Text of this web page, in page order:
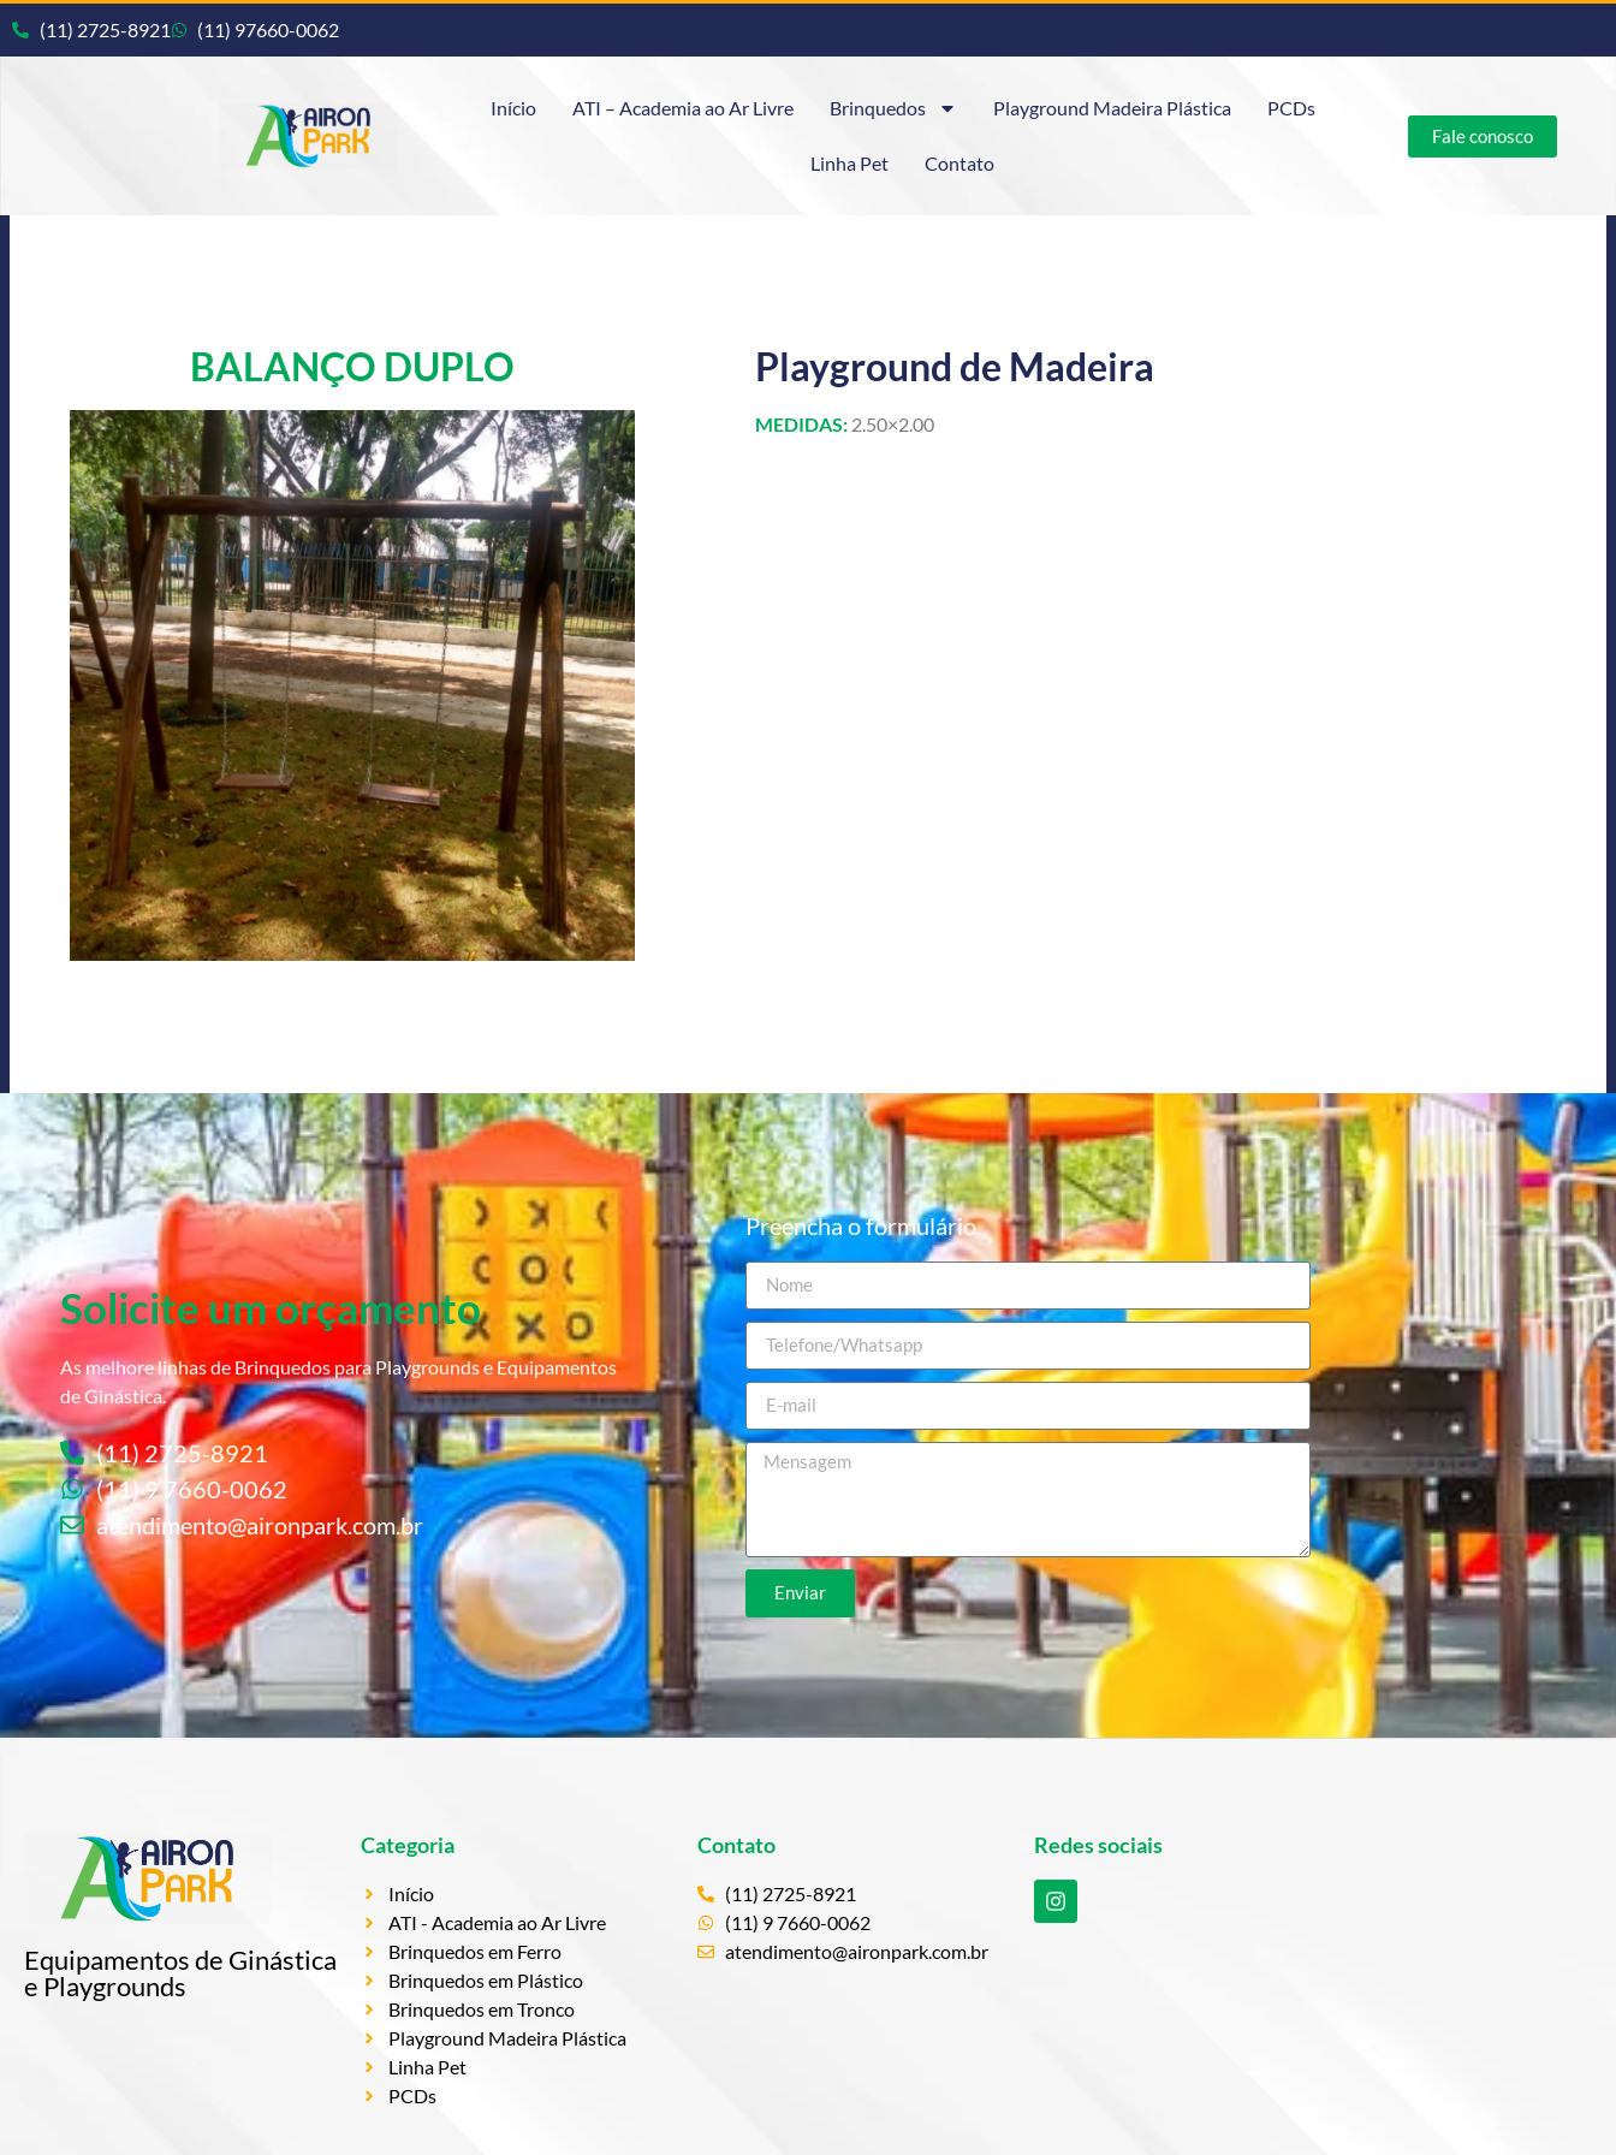
(11) 2725-8921 (11) 97660-0062
Início ATI – Academia ao Ar Livre Brinquedos Playground Madeira Plástica PCDs
Linha Pet Contato
Fale conosco
BALANÇO DUPLO Playground de Madeira
MEDIDAS: 2.50×2.00
Solicite um orçamento
As melhore linhas de Brinquedos para Playgrounds e Equipamentos
de Ginástica.
(11) 2725-8921
(11) 9 7660-0062
atendimento@aironpark.com.br
Preencha o formulário.
Enviar
Equipamentos de Ginástica
e Playgrounds
Categoria
Início
ATI - Academia ao Ar Livre
Brinquedos em Ferro
Brinquedos em Plástico
Brinquedos em Tronco
Playground Madeira Plástica
Linha Pet
PCDs
Contato
(11) 2725-8921
(11) 9 7660-0062
atendimento@aironpark.com.br
Redes sociais